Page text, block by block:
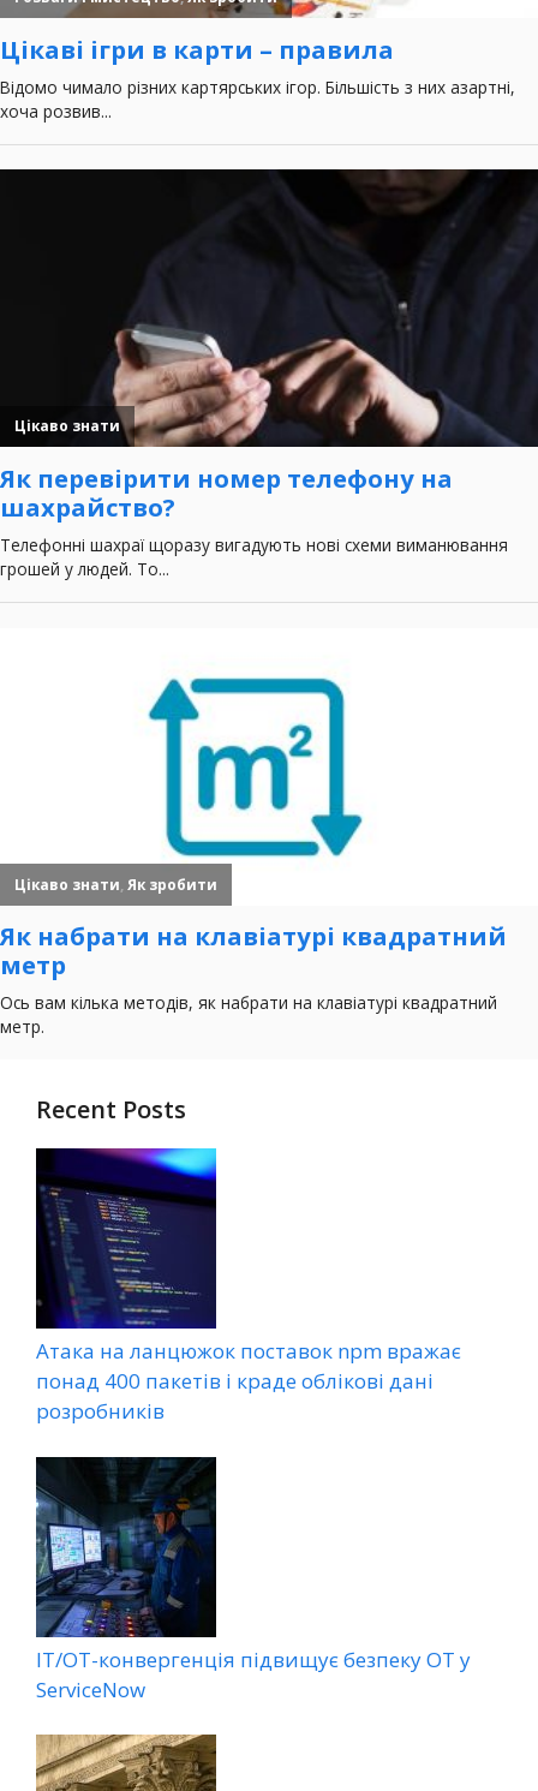
Recent Posts
Атака на ланцюжок поставок npm вражає
понад 400 пакетів і краде облікові дані
розробників
ІТ/ОТ-конвергенція підвищує безпеку ОТ у
ServiceNow